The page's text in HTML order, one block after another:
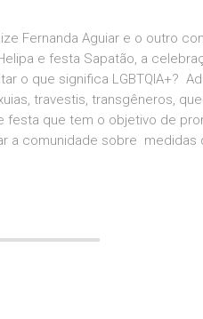
Fernanda Aguiar e o outro
e festa Sapatão, a
o que significa LGBTQIA+?
travestis, transgêneros,
festa que tem o objetivo de
a comunidade sobre medidas